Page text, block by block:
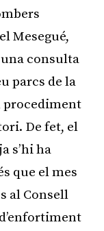
Mesegué,
una consulta
parcs de la
procediment
De fet, el
s’hi ha
que el mes
al Consell